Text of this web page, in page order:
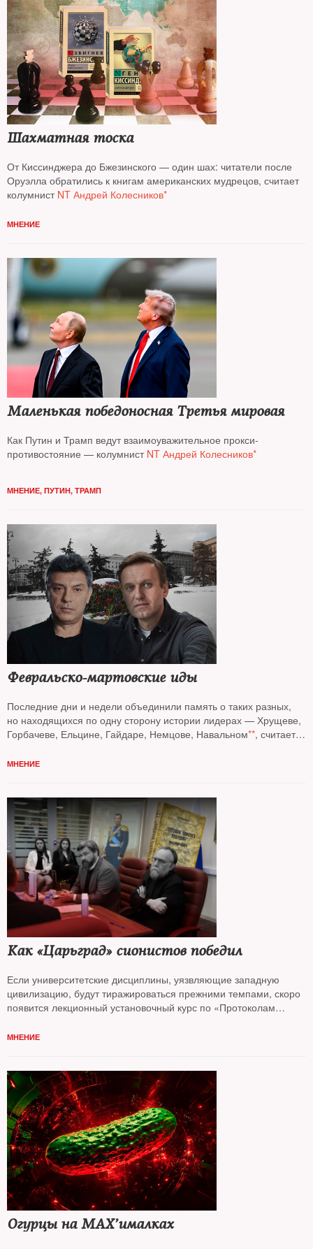
Шахматная тоска
От Киссинджера до Бжезинского — один шах: читатели после
Оруэлла обратились к книгам американских мудрецов, считает
колумнистNT Андрей Колесников*
МНЕНИЕ
Маленькая победоносная Третья мировая
Как Путин и Трамп ведут взаимоуважительное прокси-
противостояние — колумнистNT Андрей Колесников*
МНЕНИЕ, ПУТИН, ТРАМП
Февральско-мартовские иды
Последние дни и недели объединили память о таких разных,
но находящихся по одну сторону истории лидерах — Хрущеве,
Горбачеве, Ельцине, Гайдаре, Немцове, Навальном**, считает
МНЕНИЕ
Как «Царьград» сионистов победил
Если университетские дисциплины, уязвляющие западную
цивилизацию, будут тиражироваться прежними темпами, скоро
появится лекционный установочный курс по «Протоколам
МНЕНИЕ
Огурцы на MAX’ималках